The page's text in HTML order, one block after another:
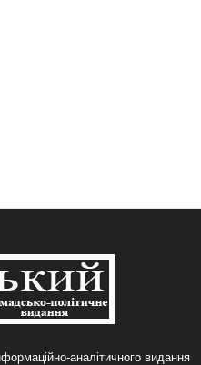
аналітичного видання